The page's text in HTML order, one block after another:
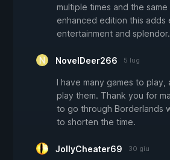
multiple times and the
enhanced edition this adds
entertainment and splendor.
NovelDeer266 5 lug
I have many games to play,
play them. Thank you for
to go through Borderlands
to shorten the time.
JollyCheater69 30 giu